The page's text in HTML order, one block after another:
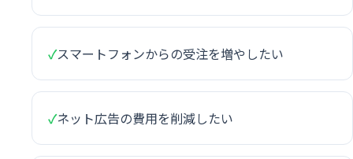
✓スマートフォンからの受注を増やしたい
✓ネット広告の費用を削減したい